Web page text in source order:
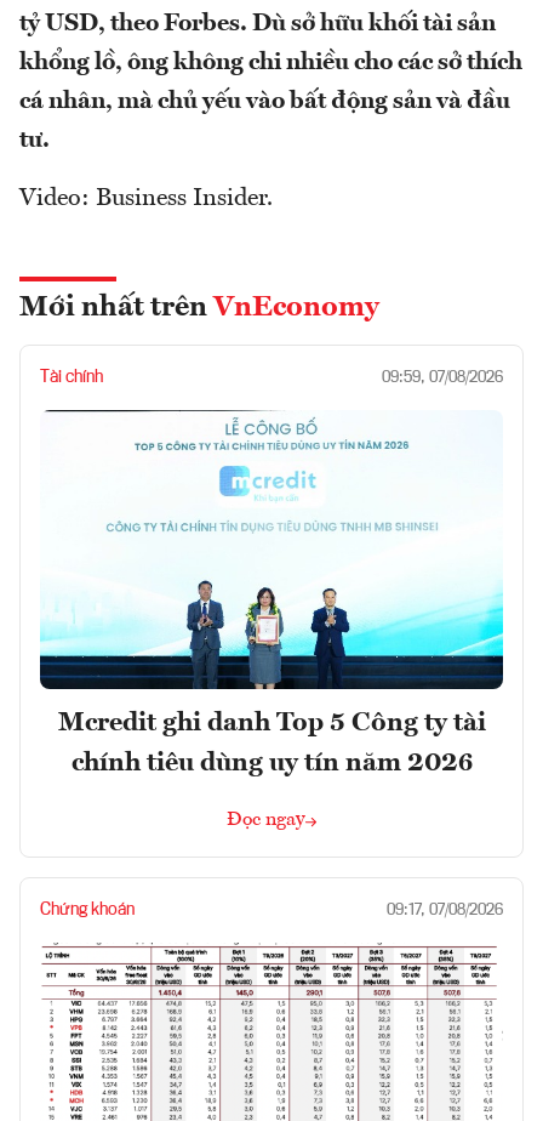
tỷ USD, theo Forbes. Dù sở hữu khối tài sản
khổng lồ, ông không chi nhiều cho các sở thích
cá nhân, mà chủ yếu vào bất động sản và đầu
tư.
Video: Business Insider.
Mới nhất trên VnEconomy
Tài chính 09:59, 07/08/2026
Mcredit ghi danh Top 5 Công ty tài
chính tiêu dùng uy tín năm 2026
Đọc ngay
Chứng khoán 09:17, 07/08/2026